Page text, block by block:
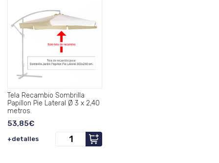
Tela Recambio Sombrilla
Papillon Pie Lateral Ø 3 x 2,40
metros.
53,85€
+detalles